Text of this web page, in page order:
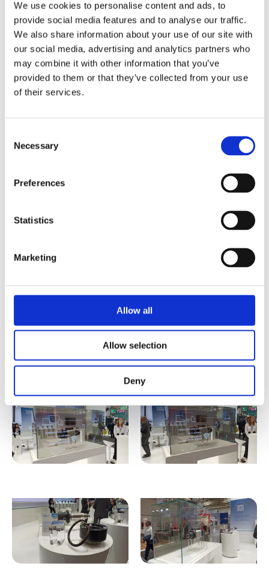
We use cookies to personalise content and ads, to
provide social media features and to analyse our traffic.
We also share information about your use of our site with
our social media, advertising and analytics partners who
may combine it with other information that you’ve
provided to them or that they’ve collected from your use
of their services.
Selection
Necessary
Preferences
Statistics
Marketing
Allow all
Allow selection
Deny
理コンピューターが効率的かつ迅速に連携することを可
能にします。
当社ブースでは、熟練したHSDの技術スタッフおよび営
業スタッフと共に、幅広い技術ソリューションを展示
し、来場者が日々の木材加工ニーズに応える実用的なソ
リューションを見つけるお手伝いをいたします。
ホール015、D48にて皆様のお越しをお待ちしておりま